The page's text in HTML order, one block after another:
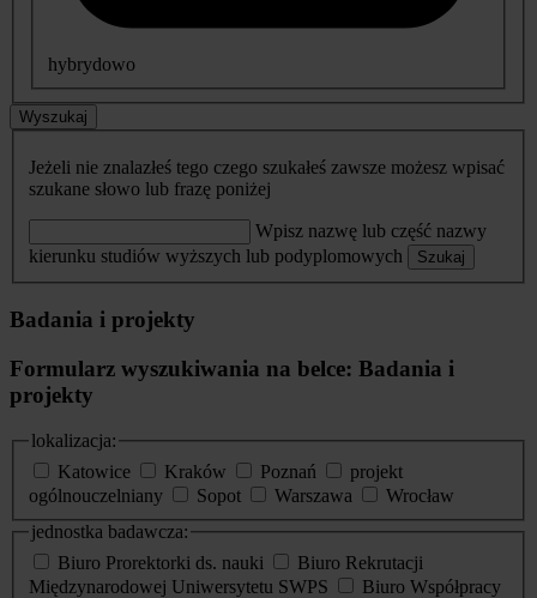
hybrydowo
Wyszukaj
Jeżeli nie znalazłeś tego czego szukałeś zawsze możesz wpisać
szukane słowo lub frazę poniżej
Wpisz nazwę lub część nazwy
kierunku studiów wyższych lub podyplomowych
Szukaj
Badania i projekty
Formularz wyszukiwania na belce: Badania i
projekty
lokalizacja:
Katowice
Kraków Poznań
projekt
ogólnouczelniany
Sopot Warszawa
Wrocław
jednostka badawcza:
Biuro Prorektorki ds. nauki
Biuro Rekrutacji
Międzynarodowej Uniwersytetu SWPS
Biuro Współpracy